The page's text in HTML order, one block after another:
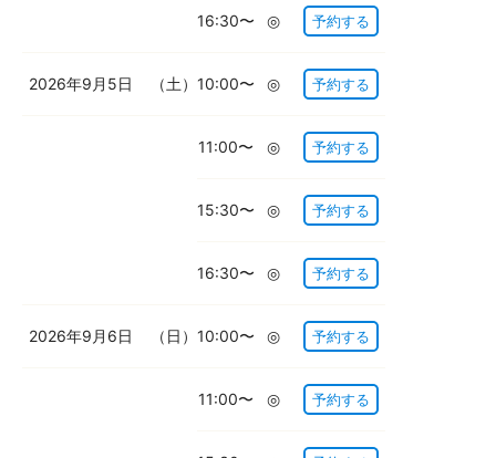
16:30〜 ◎ 予約する
2026年9月5日 （土） 10:00〜 ◎ 予約する
11:00〜 ◎ 予約する
15:30〜 ◎ 予約する
16:30〜 ◎ 予約する
2026年9月6日 （日） 10:00〜 ◎ 予約する
11:00〜 ◎ 予約する